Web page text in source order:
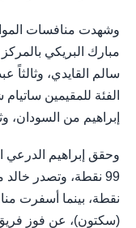
سالم القايدي، وثالثاً
الفئة للمقيمين
إبراهيم من السودان،
نقطة، بينما أسفرت
(سكتون)، عن فوز فريق